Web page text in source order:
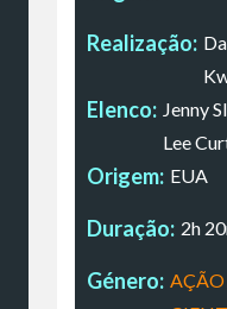
Realização:
Elenco: Jenny
Lee
Origem: EUA
Duração: 2h
Género: AÇÃO,